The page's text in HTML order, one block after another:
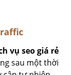
vụ seo giá rẻ
sau một thời